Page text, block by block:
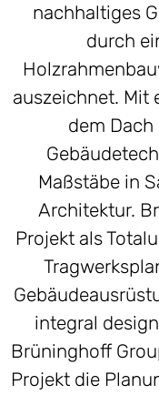
nachhaltiges
durch
auszeichnet. Mit
dem
Maßstäbe in
Architektur.
Projekt als
integral
Brüninghoff
Projekt die